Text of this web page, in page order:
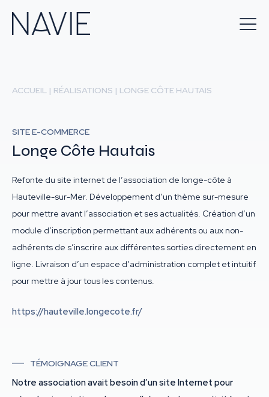
ACCUEIL | RÉALISATIONS | LONGE CÔTE HAUTAIS
SITE E-COMMERCE
Longe Côte Hautais
Refonte du site internet de l’association de longe-côte à
Hauteville-sur-Mer. Développement d’un thème sur-mesure
pour mettre avant l’association et ses actualités. Création d’un
module d’inscription permettant aux adhérents ou aux non-
adhérents de s’inscrire aux différentes sorties directement en
ligne. Livraison d’un espace d’administration complet et intuitif
pour mettre à jour tous les contenus.
https://hauteville.longecote.fr/
TÉMOIGNAGE CLIENT
Notre association avait besoin d’un site Internet pour